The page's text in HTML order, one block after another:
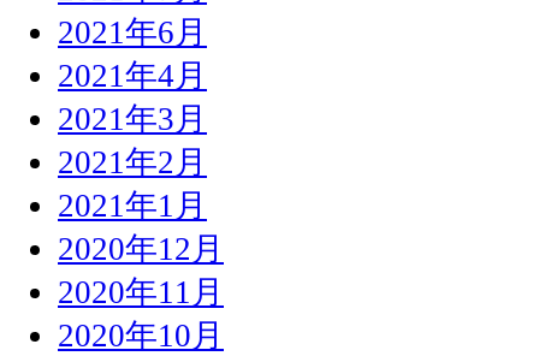
2021年6月
2021年4月
2021年3月
2021年2月
2021年1月
2020年12月
2020年11月
2020年10月